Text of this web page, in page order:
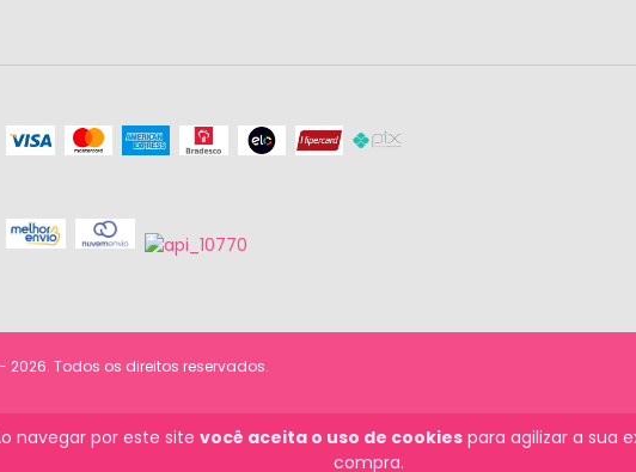
navegar por este site você aceita o uso de cookies para agilizar a sua
compra.
2026. Todos os direitos reservados.